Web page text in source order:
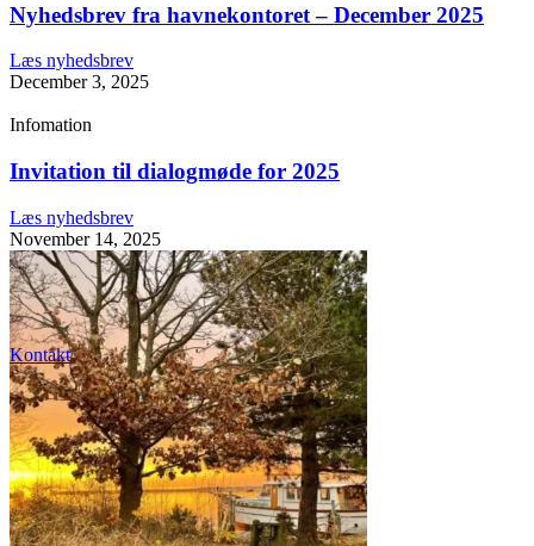
Kontakt
Nyhedsbrev fra havnekontoret – December 2025
Læs nyhedsbrev
December 3, 2025
Infomation
Invitation til dialogmøde for 2025
Læs nyhedsbrev
November 14, 2025